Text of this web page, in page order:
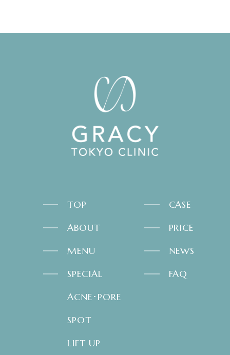
TOP
ABOUT
MENU
SPECIAL
ACNE･PORE
SPOT
LIFT UP
CASE
PRICE
NEWS
FAQ